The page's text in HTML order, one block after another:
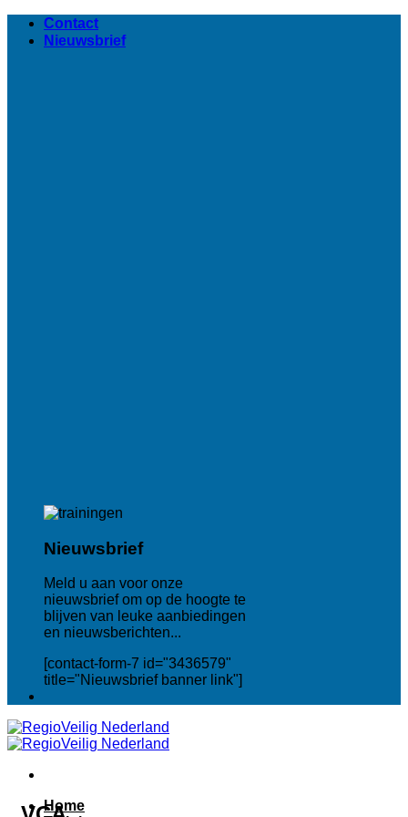
naar
Contact
Nieuwsbrief
Nieuwsbrief
Meld u aan voor onze
nieuwsbrief om op de hoogte te
blijven van leuke aanbiedingen
en nieuwsberichten...
[contact-form-7 id="3436579"
title="Nieuwsbrief banner link"]
Home